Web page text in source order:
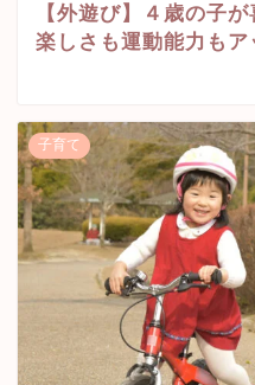
【外遊び】４歳の子
楽しさも運動能力もア
子育て